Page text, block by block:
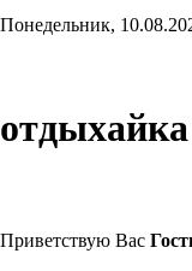
Понедельник,
отдыхайка
Приветствую Вас